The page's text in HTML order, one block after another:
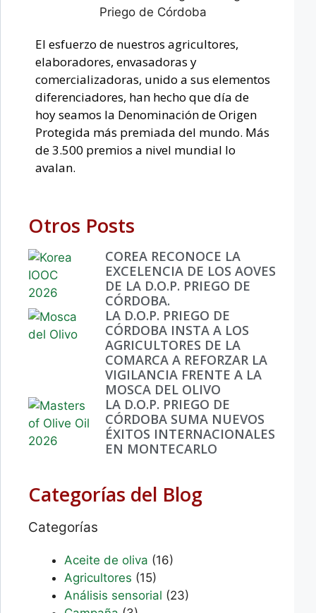
El esfuerzo de nuestros agricultores,
elaboradores, envasadoras y
comercializadoras, unido a sus elementos
diferenciadores, han hecho que día de
hoy seamos la Denominación de Origen
Protegida más premiada del mundo. Más
de 3.500 premios a nivel mundial lo
avalan.
Otros Posts
COREA RECONOCE LA
EXCELENCIA DE LOS AOVES
DE LA D.O.P. PRIEGO DE
CÓRDOBA.
LA D.O.P. PRIEGO DE
CÓRDOBA INSTA A LOS
AGRICULTORES DE LA
COMARCA A REFORZAR LA
VIGILANCIA FRENTE A LA
MOSCA DEL OLIVO
LA D.O.P. PRIEGO DE
CÓRDOBA SUMA NUEVOS
ÉXITOS INTERNACIONALES
EN MONTECARLO
Categorías del Blog
Categorías
Aceite de oliva (16)
Agricultores (15)
Análisis sensorial (23)